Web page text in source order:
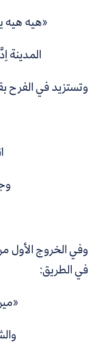
«هيه هيه
المدينة
وتستزيد في الفرح
وفي الخروج الأول
في الطريق: